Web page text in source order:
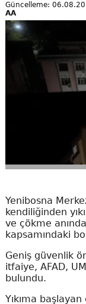
Güncelleme:
AA
Yenibosna
kendiliğinden
ve çökme
kapsamındaki
Geniş güvenlik
itfaiye, AFAD,
bulundu.
Yıkıma